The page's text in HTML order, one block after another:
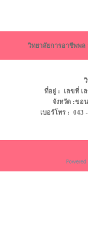
วิทยาลัยการอาชีพพ
ที่อยู่ : เลขที่ เ
จังหวัด :ข
เบอร์โทร :